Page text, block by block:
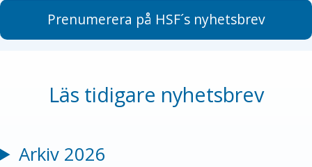
Prenumerera på HSF´s nyhetsbrev
Läs tidigare nyhetsbrev
Arkiv 2026